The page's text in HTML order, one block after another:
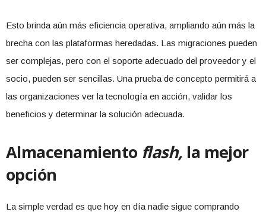
Esto brinda aún más eficiencia operativa, ampliando aún más la
brecha con las plataformas heredadas. Las migraciones pueden
ser complejas, pero con el soporte adecuado del proveedor y el
socio, pueden ser sencillas. Una prueba de concepto permitirá a
las organizaciones ver la tecnología en acción, validar los
beneficios y determinar la solución adecuada.
Almacenamiento flash, la mejor
opción
La simple verdad es que hoy en día nadie sigue comprando